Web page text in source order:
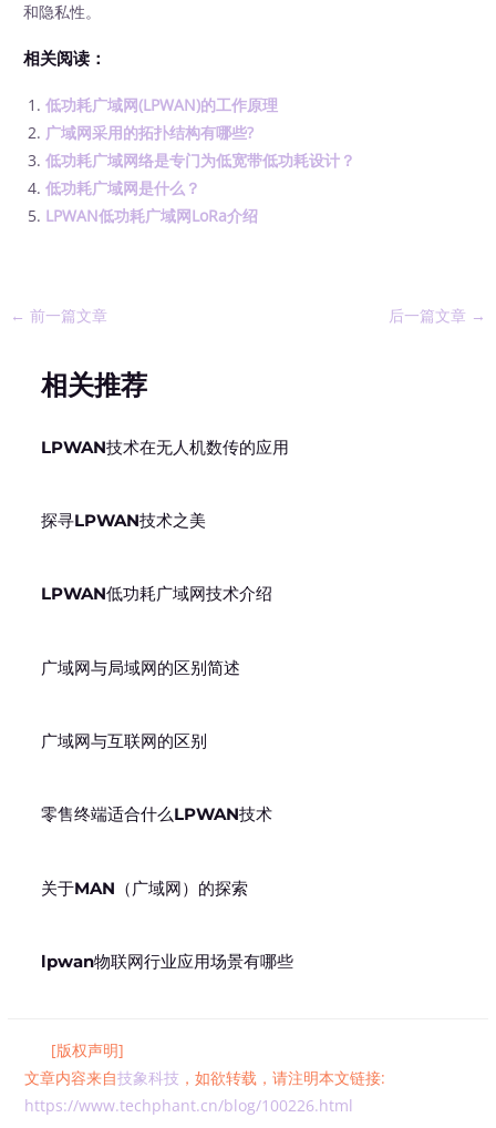
和隐私性。
相关阅读：
低功耗广域网(LPWAN)的工作原理
广域网采用的拓扑结构有哪些?
低功耗广域网络是专门为低宽带低功耗设计？
低功耗广域网是什么？
LPWAN低功耗广域网LoRa介绍
← 前一篇文章 后一篇文章 →
相关推荐
LPWAN技术在无人机数传的应用
探寻LPWAN技术之美
LPWAN低功耗广域网技术介绍
广域网与局域网的区别简述
广域网与互联网的区别
零售终端适合什么LPWAN技术
关于MAN（广域网）的探索
lpwan物联网行业应用场景有哪些
[版权声明]
文章内容来自技象科技 ，如欲转载，请注明本文链接:
https://www.techphant.cn/blog/100226.html